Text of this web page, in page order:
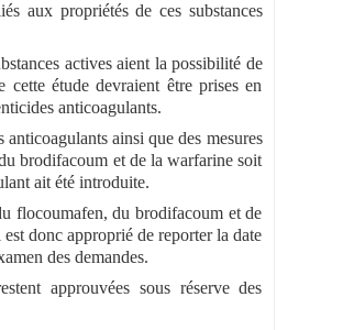
aux propriétés de ces substances
actives aient la possibilité de
étude devraient être prises en
anticoagulants.
ainsi que des mesures
brodifacoum et de la warfarine soit
ait été introduite.
flocoumafen, du brodifacoum et de
donc approprié de reporter la date
des demandes.
approuvées sous réserve des